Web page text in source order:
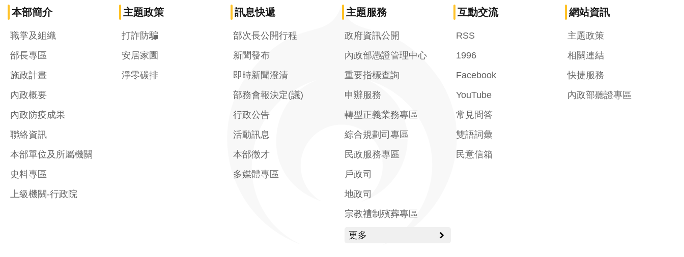
本部簡介
職掌及組織
部長專區
施政計畫
內政概要
內政防疫成果
聯絡資訊
本部單位及所屬機關
史料專區
上級機關-行政院
主題政策
打詐防騙
安居家園
淨零碳排
訊息快遞
部次長公開行程
新聞發布
即時新聞澄清
部務會報決定(議)
行政公告
活動訊息
本部徵才
多媒體專區
主題服務
政府資訊公開
內政部憑證管理中心
重要指標查詢
申辦服務
轉型正義業務專區
綜合規劃司專區
民政服務專區
戶政司
地政司
宗教禮制殯葬專區
更多
互動交流
RSS
1996
Facebook
YouTube
常見問答
雙語詞彙
民意信箱
網站資訊
主題政策
相關連結
快捷服務
內政部聽證專區